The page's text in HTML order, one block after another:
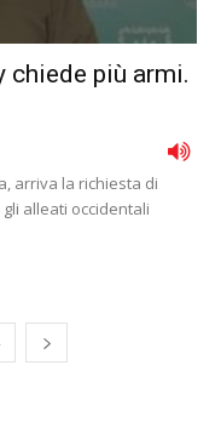
chiede più armi.
arriva la richiesta di
alleati occidentali